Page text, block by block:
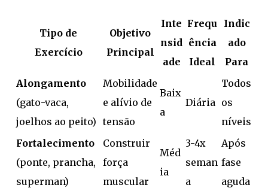
Tipo de
Exercício
Objetivo
Principal
Inte
nsid
ade
Frequ
ência
Ideal
Indic
ado
Para
Alongamento
(gato-vaca,
joelhos ao peito)
Mobilidade
e alívio de
tensão
Baix
a
Diária
Todos
os
níveis
Fortalecimento
(ponte, prancha,
superman)
Construir
força
muscular
Méd
ia
3-4x
seman
a
Após
fase
aguda